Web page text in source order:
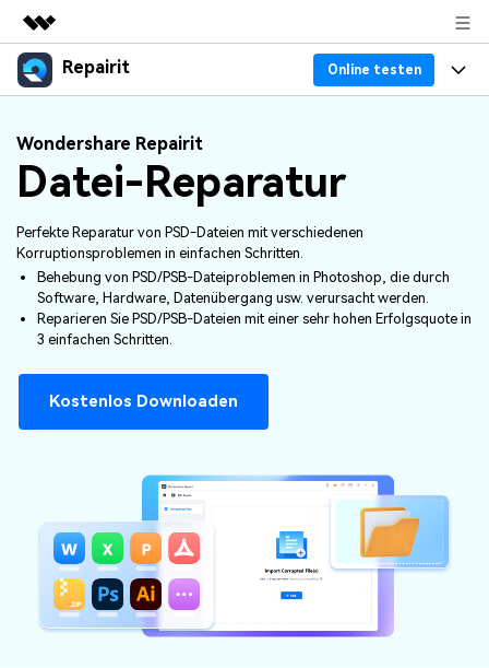
Top-Produkte
Dienstprogramme
Überblick
Lösungen
Über uns
Presseraum
Shop
Support
Repairit Online testen
Desktop
Mehr
Funktionen
Desktop
Warum Repairit
Experte für Datenreparatur
Weitere Produkte
Ressourcen
Dateiprobleme lösen
Geräteprobleme lösen
Bonusinformationen
Guide & Support
Mehr Lösungen
Preis
Repairit Toolkit
Audiodateien.
Repairit für Email
Für die nahtlose Reparatur von PST- und OST-
Dateien sowie verlorenen Outlook-E-Mails.
Wondershare Repairit
Datei-Reparatur
Perfekte Reparatur von PSD-Dateien mit verschiedenen
Korruptionsproblemen in einfachen Schritten.
Behebung von PSD/PSB-Dateiproblemen in Photoshop, die durch
Software, Hardware, Datenübergang usw. verursacht werden.
Reparieren Sie PSD/PSB-Dateien mit einer sehr hohen Erfolgsquote in
3 einfachen Schritten.
Kostenlos Downloaden